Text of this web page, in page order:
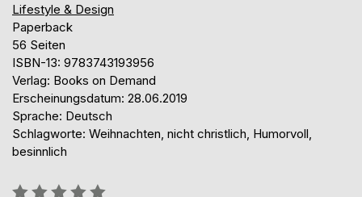
Lifestyle & Design
Paperback
56 Seiten
ISBN-13: 9783743193956
Verlag: Books on Demand
Erscheinungsdatum: 28.06.2019
Sprache: Deutsch
Schlagworte: Weihnachten, nicht christlich, Humorvoll,
besinnlich
Bewertung::